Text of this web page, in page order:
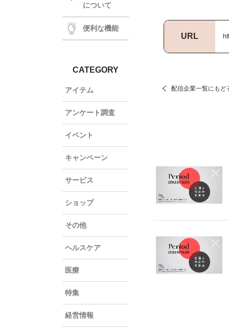
について
便利な機能
CATEGORY
アイテム
アンケート調査
イベント
キャンペーン
サービス
ショップ
その他
ヘルスケア
医療
特集
経営情報
URL
配信企業一覧にもど